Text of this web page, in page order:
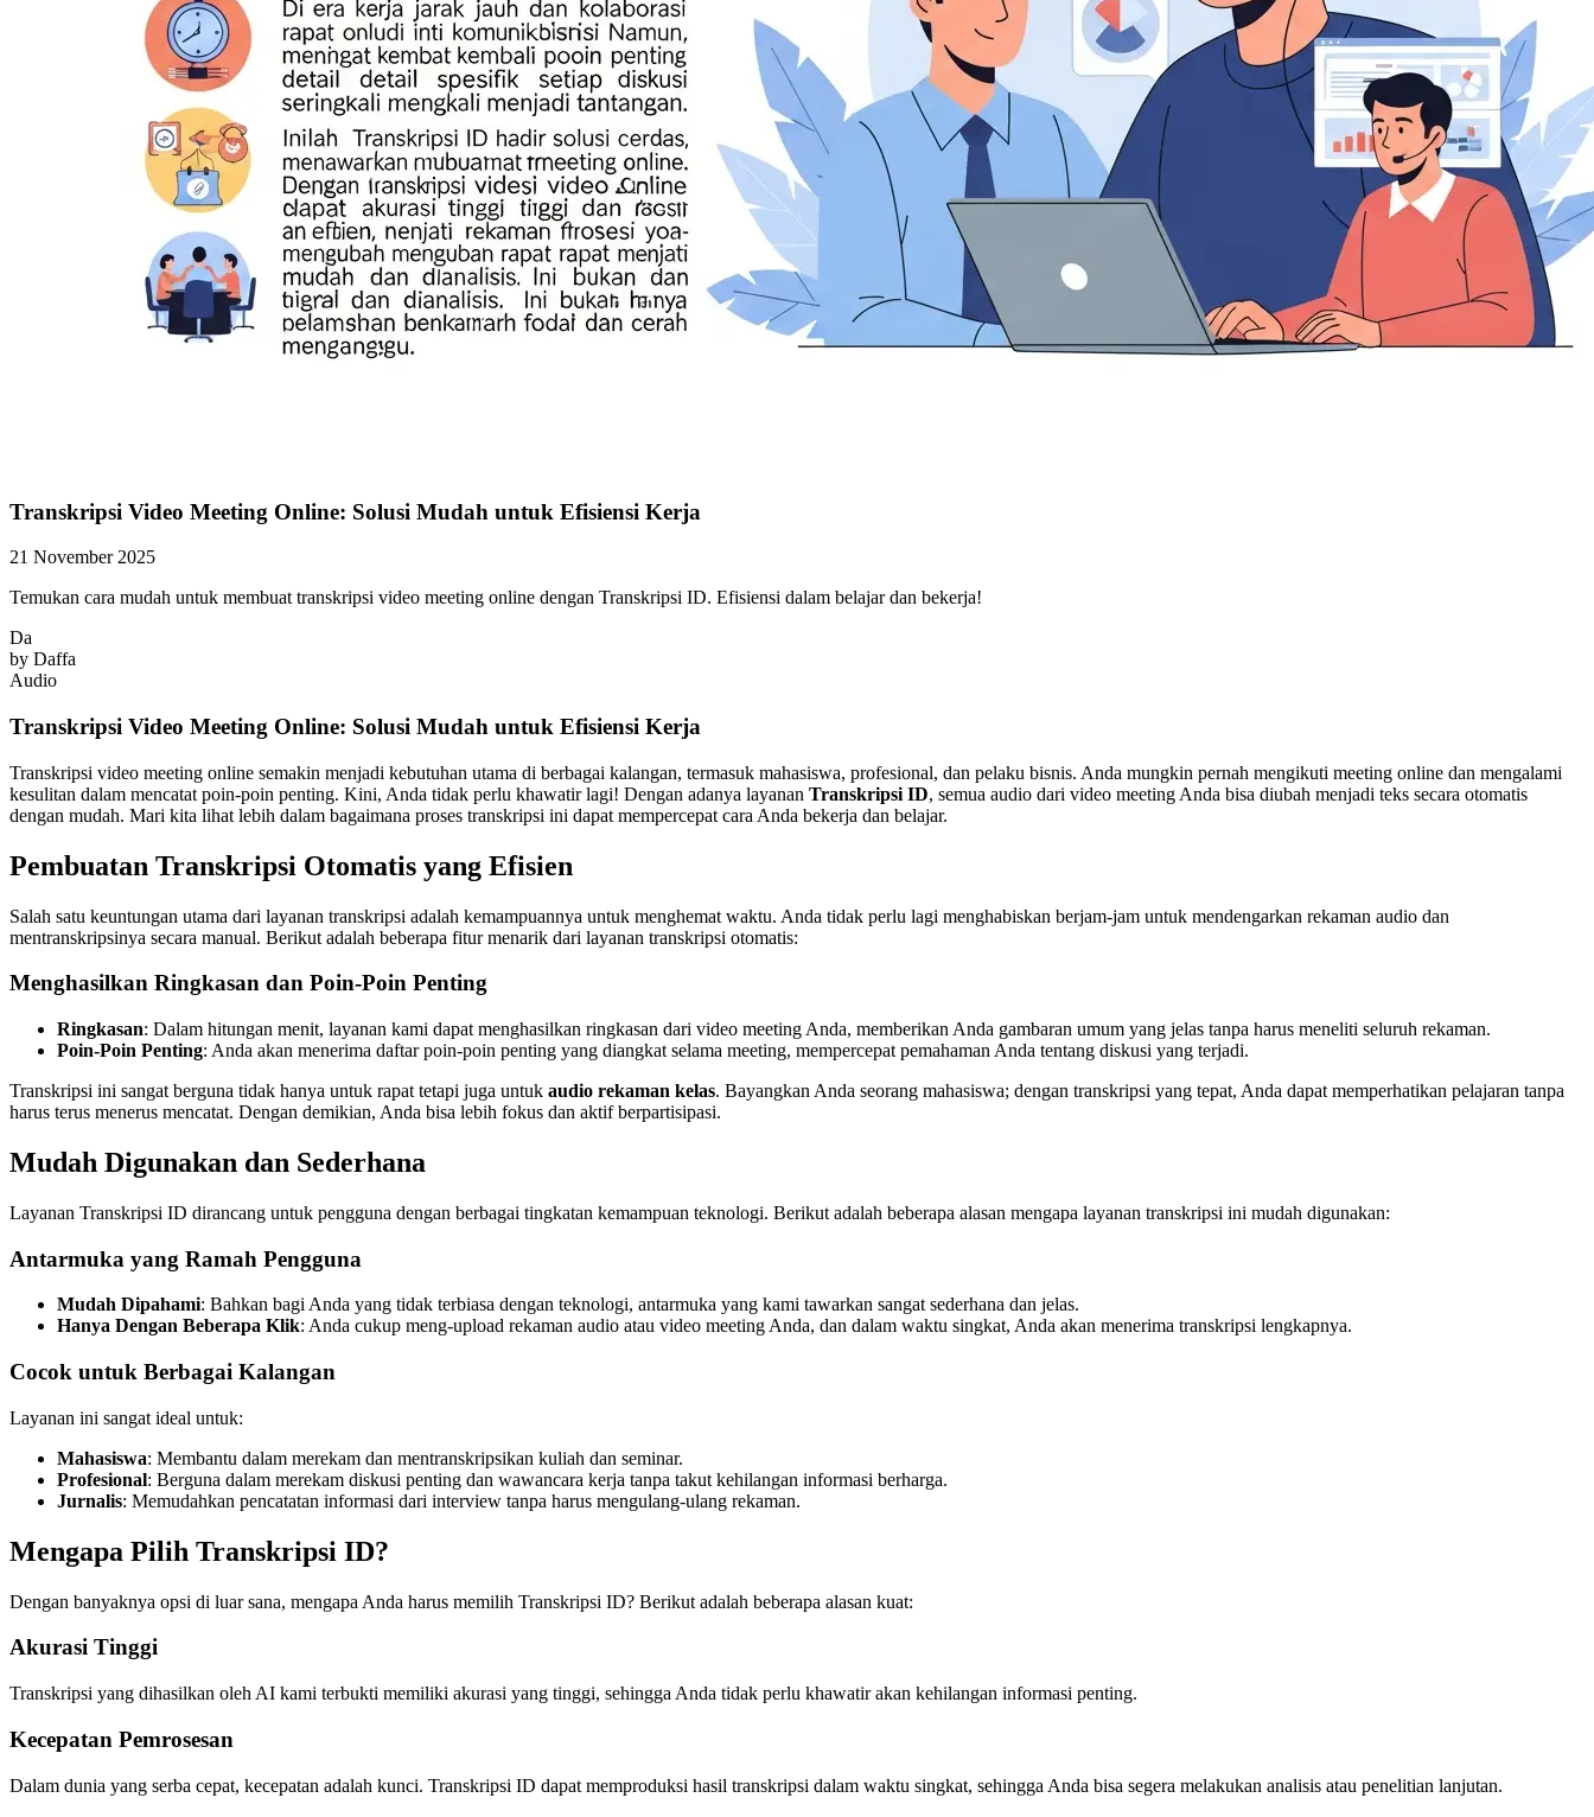
Transkripsi Video Meeting Online: Solusi Mudah untuk Efisiensi Kerja
21 November 2025
Temukan cara mudah untuk membuat transkripsi video meeting online dengan Transkripsi ID. Efisiensi dalam belajar dan bekerja!
Da
by Daffa
Audio
Transkripsi Video Meeting Online: Solusi Mudah untuk Efisiensi Kerja
Transkripsi video meeting online semakin menjadi kebutuhan utama di berbagai kalangan, termasuk mahasiswa, profesional, dan pelaku bisnis. Anda mungkin pernah mengikuti meeting online dan mengalami
kesulitan dalam mencatat poin-poin penting. Kini, Anda tidak perlu khawatir lagi! Dengan adanya layanan Transkripsi ID, semua audio dari video meeting Anda bisa diubah menjadi teks secara otomatis
dengan mudah. Mari kita lihat lebih dalam bagaimana proses transkripsi ini dapat mempercepat cara Anda bekerja dan belajar.
Pembuatan Transkripsi Otomatis yang Efisien
Salah satu keuntungan utama dari layanan transkripsi adalah kemampuannya untuk menghemat waktu. Anda tidak perlu lagi menghabiskan berjam-jam untuk mendengarkan rekaman audio dan
mentranskripsinya secara manual. Berikut adalah beberapa fitur menarik dari layanan transkripsi otomatis:
Menghasilkan Ringkasan dan Poin-Poin Penting
Ringkasan: Dalam hitungan menit, layanan kami dapat menghasilkan ringkasan dari video meeting Anda, memberikan Anda gambaran umum yang jelas tanpa harus meneliti seluruh rekaman.
Poin-Poin Penting: Anda akan menerima daftar poin-poin penting yang diangkat selama meeting, mempercepat pemahaman Anda tentang diskusi yang terjadi.
Transkripsi ini sangat berguna tidak hanya untuk rapat tetapi juga untuk audio rekaman kelas. Bayangkan Anda seorang mahasiswa; dengan transkripsi yang tepat, Anda dapat memperhatikan pelajaran tanpa
harus terus menerus mencatat. Dengan demikian, Anda bisa lebih fokus dan aktif berpartisipasi.
Mudah Digunakan dan Sederhana
Layanan Transkripsi ID dirancang untuk pengguna dengan berbagai tingkatan kemampuan teknologi. Berikut adalah beberapa alasan mengapa layanan transkripsi ini mudah digunakan:
Antarmuka yang Ramah Pengguna
Mudah Dipahami: Bahkan bagi Anda yang tidak terbiasa dengan teknologi, antarmuka yang kami tawarkan sangat sederhana dan jelas.
Hanya Dengan Beberapa Klik: Anda cukup meng-upload rekaman audio atau video meeting Anda, dan dalam waktu singkat, Anda akan menerima transkripsi lengkapnya.
Cocok untuk Berbagai Kalangan
Layanan ini sangat ideal untuk:
Mahasiswa: Membantu dalam merekam dan mentranskripsikan kuliah dan seminar.
Profesional: Berguna dalam merekam diskusi penting dan wawancara kerja tanpa takut kehilangan informasi berharga.
Jurnalis: Memudahkan pencatatan informasi dari interview tanpa harus mengulang-ulang rekaman.
Mengapa Pilih Transkripsi ID?
Dengan banyaknya opsi di luar sana, mengapa Anda harus memilih Transkripsi ID? Berikut adalah beberapa alasan kuat:
Akurasi Tinggi
Transkripsi yang dihasilkan oleh AI kami terbukti memiliki akurasi yang tinggi, sehingga Anda tidak perlu khawatir akan kehilangan informasi penting.
Kecepatan Pemrosesan
Dalam dunia yang serba cepat, kecepatan adalah kunci. Transkripsi ID dapat memproduksi hasil transkripsi dalam waktu singkat, sehingga Anda bisa segera melakukan analisis atau penelitian lanjutan.